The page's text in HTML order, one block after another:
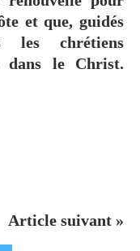
et que, guidés
chrétiens
dans le Christ.
Article suivant »